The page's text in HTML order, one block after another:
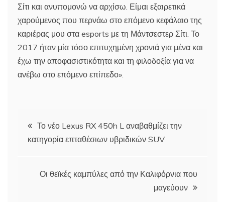
Σίτι και ανυπομονώ να αρχίσω. Είμαι εξαιρετικά
χαρούμενος που περνάω στο επόμενο κεφάλαιο της
καριέρας μου στα esports με τη Μάντσεστερ Σίτι. Το
2017 ήταν μία τόσο επιτυχημένη χρονιά για μένα και
έχω την αποφασιστικότητα και τη φιλοδοξία για να
ανέβω στο επόμενο επίπεδο».
Πλοήγηση
άρθρων
Το νέο Lexus RX 450h L αναβαθμίζει την
κατηγορία επταθέσιων υβριδικών SUV
Οι θεϊκές καμπύλες από την Καλιφόρνια που
μαγεύουν